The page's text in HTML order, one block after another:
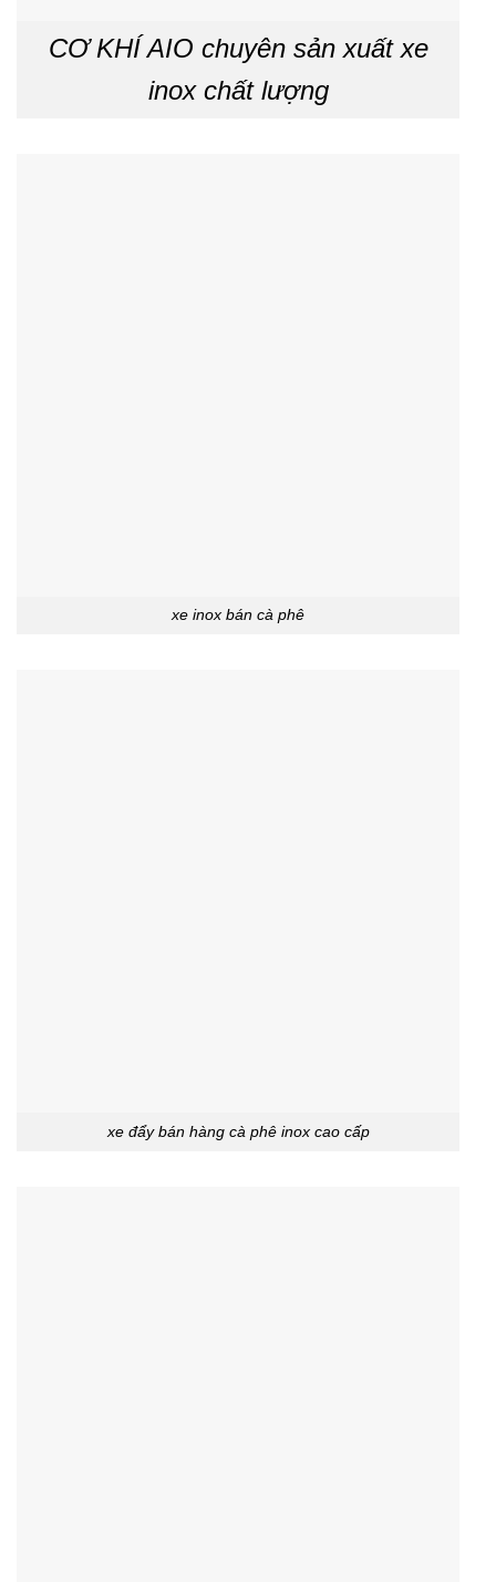
CƠ KHÍ AIO chuyên sản xuất xe
inox chất lượng
xe inox bán cà phê
xe đẩy bán hàng cà phê inox cao cấp